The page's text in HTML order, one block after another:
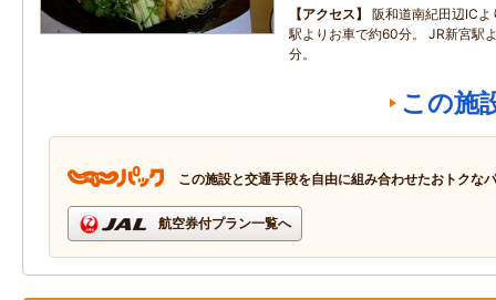
アクセス
阪和道南紀田辺IC
駅よりお車で約60分。 JR新宮駅
分。
この施
この施設と交通手段を自由に組み合わせたおトクな
航空券付プラン一覧へ